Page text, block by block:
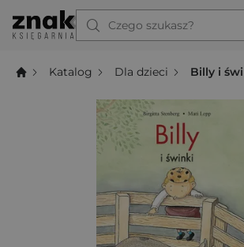
Czego szukasz?
Katalog Dla dzieci Billy i